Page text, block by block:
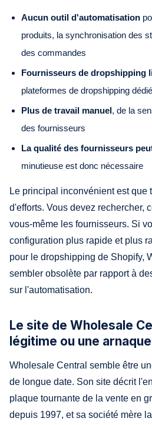
Aucun outil d'automatisation
produits, la synchronisation des
des commandes
Fournisseurs de dropshipping
plateformes de dropshipping
Plus de travail manuel, de la
des fournisseurs
La qualité des fournisseurs
minutieuse est donc nécessaire
Le principal inconvénient est que
d'efforts. Vous devez rechercher,
vous-même les fournisseurs. Si
configuration plus rapide et plus
pour le dropshipping de Shopify,
sembler obsolète par rapport à
sur l'automatisation.
Le site de Wholesale
légitime ou une
Wholesale Central semble être
de longue date. Son site décrit
plaque tournante de la vente en
depuis 1997, et sa société mère